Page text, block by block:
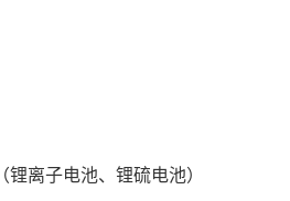
离子电池、锂硫电池）